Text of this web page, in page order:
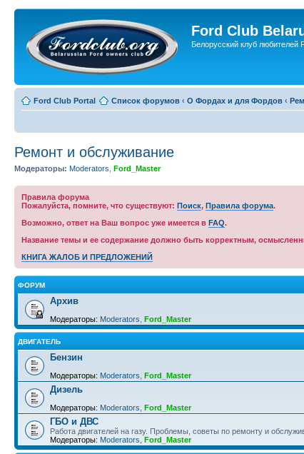
Ford Club
Белорусский клуб любителей
Ford Club Portal Список форумов ‹ О Фордах и для Фордов ‹
Ремонт и обслуживание
Модераторы: Moderators Ford_Master
Правила форума
Пожалуйста, помните, что существуют: Поиск, Правила форума.
Возможно, ответ на Ваш вопрос уже имеется в FAQ.
Название темы и ее содержание должно быть корректным,
КНИГА ЖАЛОБ И ПРЕДЛОЖЕНИЙ
ФОРУМ
Архив
Модераторы: Moderators Ford_Master
ДВИГАТЕЛЬ
Бензин
Модераторы: Moderators Ford_Master
Дизель
Модераторы: Moderators Ford_Master
ГБО и ДВС
Работа двигателей на газу. Проблемы, советы по ремонту и
Модераторы: Moderators Ford_Master